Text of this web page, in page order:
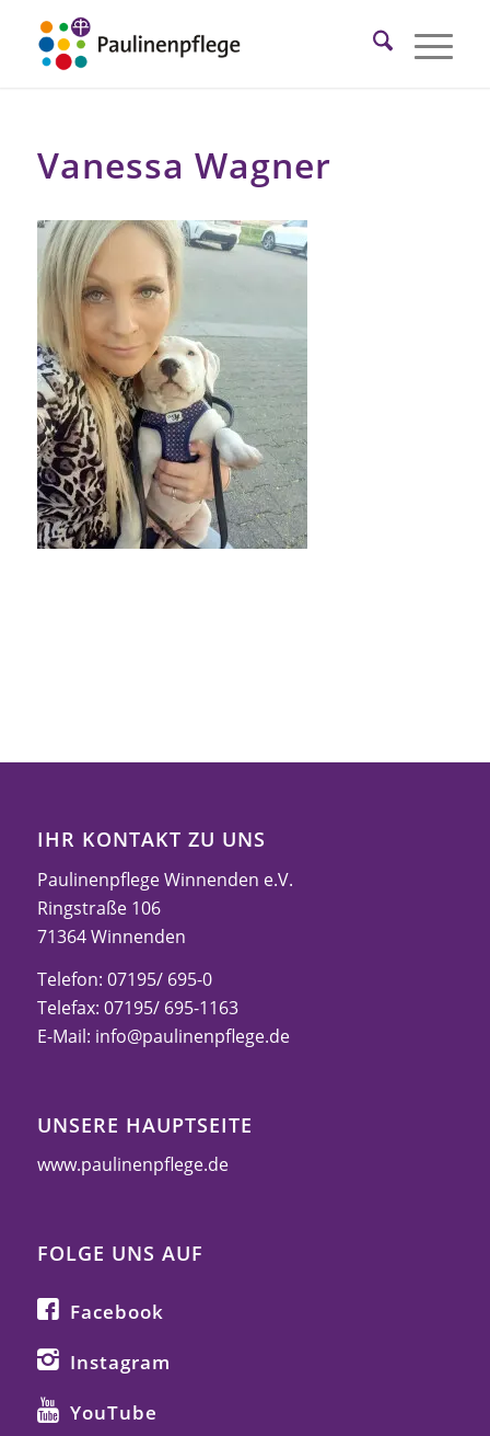
Vanessa Wagner
IHR KONTAKT ZU UNS
Paulinenpflege Winnenden e.V.
Ringstraße 106
71364 Winnenden
Telefon: 07195/ 695-0
Telefax: 07195/ 695-1163
E-Mail: info@paulinenpflege.de
UNSERE HAUPTSEITE
www.paulinenpflege.de
FOLGE UNS AUF
Facebook
Instagram
YouTube